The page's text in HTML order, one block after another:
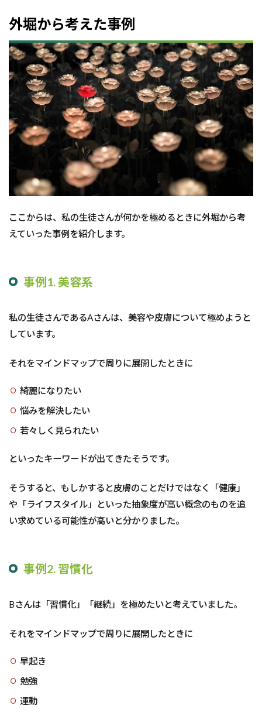
外堀から考えた事例
ここからは、私の生徒さんが何かを極めるときに外堀から考
えていった事例を紹介します。
事例1. 美容系
私の生徒さんであるAさんは、美容や皮膚について極めようと
しています。
それをマインドマップで周りに展開したときに
綺麗になりたい
悩みを解決したい
若々しく見られたい
といったキーワードが出てきたそうです。
そうすると、もしかすると皮膚のことだけではなく「健康」
や「ライフスタイル」といった抽象度が高い概念のものを追
い求めている可能性が高いと分かりました。
事例2. 習慣化
Bさんは「習慣化」「継続」を極めたいと考えていました。
それをマインドマップで周りに展開したときに
早起き
勉強
運動